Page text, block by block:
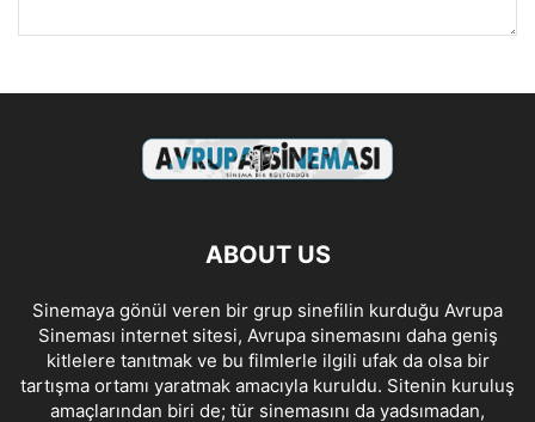
ABOUT US
Sinemaya gönül veren bir grup sinefilin kurduğu Avrupa
Sineması internet sitesi, Avrupa sinemasını daha geniş
kitlelere tanıtmak ve bu filmlerle ilgili ufak da olsa bir
tartışma ortamı yaratmak amacıyla kuruldu. Sitenin kuruluş
amaçlarından biri de; tür sinemasını da yadsımadan,